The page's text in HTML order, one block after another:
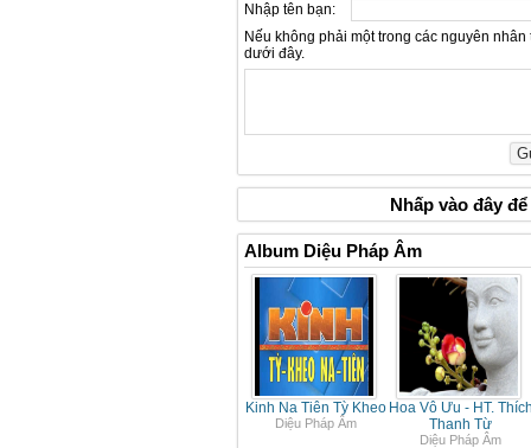
Nhập tên bạn:
Nếu không phải một trong các nguyên
dưới đây.
Nhấp vàođâyđể
Album Diệu Pháp Âm
Kinh Na Tiên Tỳ Kheo
Diệu Pháp Âm
Hoa Vô Ưu - HT.
Thanh Từ
Diệu Pháp Âm